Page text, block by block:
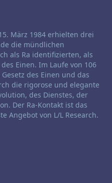
März 1984 erhielten drei
die mündlichen
als Ra identifizierten, als
Einen. Im Laufe von 106
des Einen und das
die rigorose und elegante
des Dienstes, der
Der Ra-Kontakt ist das
Angebot von L/L Research.